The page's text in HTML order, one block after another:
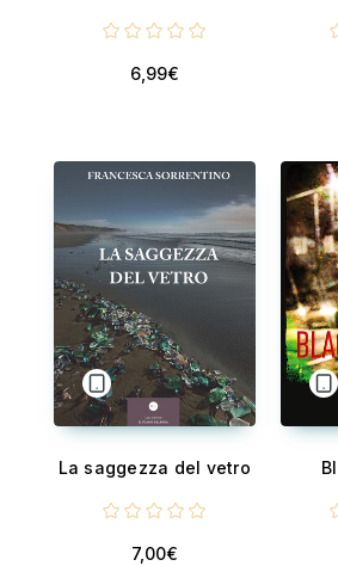
6,99€
La saggezza del vetro
7,00€